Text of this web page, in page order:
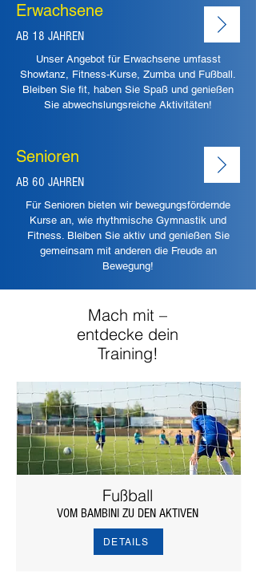
Erwachsene
AB 18 JAHREN
Unser Angebot für Erwachsene umfasst
Showtanz, Fitness-Kurse, Zumba und Fußball.
Bleiben Sie fit, haben Sie Spaß und genießen
Sie abwechslungsreiche Aktivitäten!
Senioren
AB 60 JAHREN
Für Senioren bieten wir bewegungsfördernde
Kurse an, wie rhythmische Gymnastik und
Fitness. Bleiben Sie aktiv und genießen Sie
gemeinsam mit anderen die Freude an
Bewegung!
Mach mit –
entdecke dein
Training!
Fußball
VOM BAMBINI ZU DEN AKTIVEN
DETAILS